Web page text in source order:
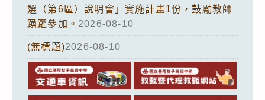
選（第6區）說明會」實施計畫1份，鼓勵教師
踴躍參加。 2026-08-10
(無標題)2026-08-10